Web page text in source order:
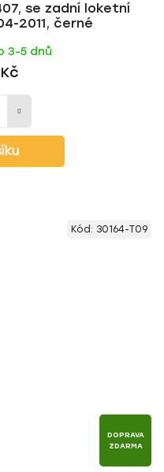
se zadní loketní
2011, černé
3-5 dnů
DOPRAVA
ZDARMA
Kód: 30164-T09